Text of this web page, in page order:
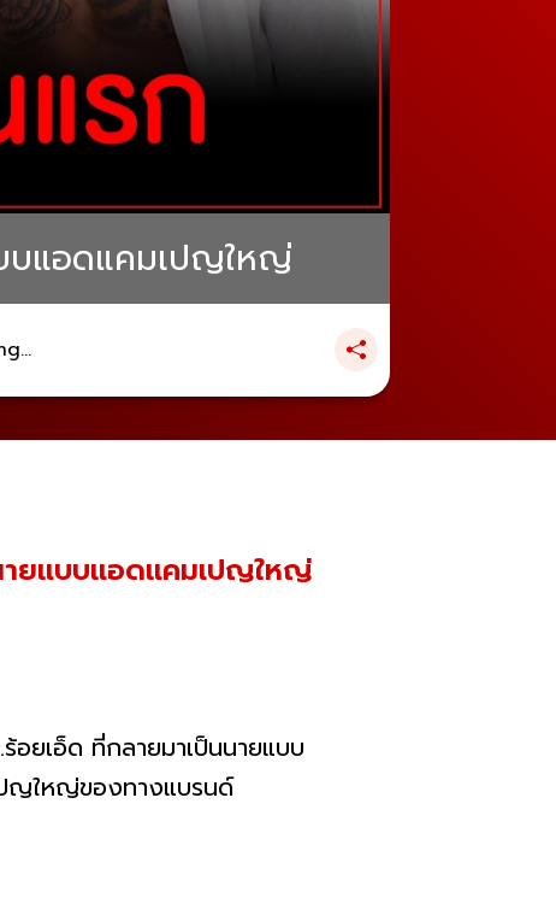
บบแอดแคมเปญใหญ่
ายแบบแอดแคมเปญใหญ่
อยเอ็ด ที่กลายมาเป็นนายแบบ
ญใหญ่ของทางแบรนด์